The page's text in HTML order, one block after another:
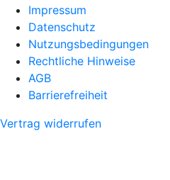
Impressum
Datenschutz
Nutzungsbedingungen
Rechtliche Hinweise
AGB
Barrierefreiheit
Vertrag widerrufen